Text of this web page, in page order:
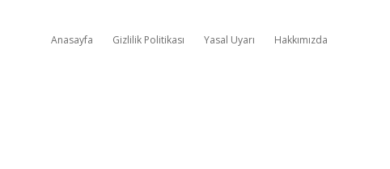
Anasayfa Gizlilik Politikası Yasal Uyarı Hakkımızda